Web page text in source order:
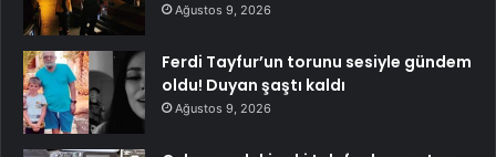
Ağustos 9, 2026
Ferdi Tayfur’un torunu sesiyle gündem
oldu! Duyan şaştı kaldı
Ağustos 9, 2026